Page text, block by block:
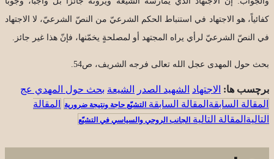
كفائياً، هو الاجتهاد في استنباط الحكم الشرعيّ من النصّ الشرعيّ، لا الاجتهاد
في النصّ الشرعيّ لرأي يراه المجتهد أو لمصلحةٍ يخمّنها، فإنّ هذا غير جائز.
بحث حول المهدی عجل الله تعالی فرجه الشریف، ص54.
برچسب ها: الاجتهاد الشهيد الصدر الشيعة بحث حول المهدي عج
المقالة السابقة التشيّع حاجة ونتيجة ضرورية
المقالة التالية الجانب الروحي والسياسي في التشيّع